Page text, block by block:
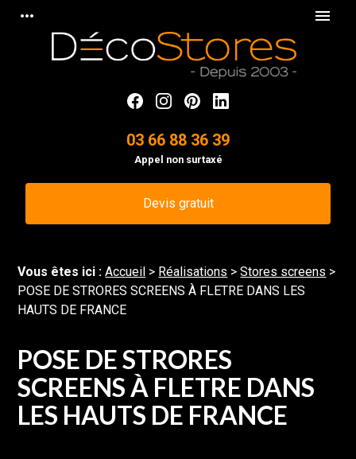
more_horiz menu
03 66 88 36 39
Appel non surtaxé
Devis gratuit
Vous êtes ici :Accueil > Réalisations >Stores screens >
POSE DE STRORES SCREENS À FLETRE DANS LES
HAUTS DE FRANCE
POSE DE STRORES
SCREENS À FLETRE DANS
LES HAUTS DE FRANCE